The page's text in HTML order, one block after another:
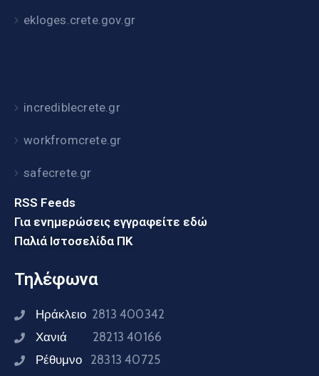
ekloges.crete.gov.gr
incrediblecrete.gr
workfromcrete.gr
safecrete.gr
RSS Feeds
Για ενημερώσεις εγγραφείτε εδώ
Παλιά Ιστοσελίδα ΠΚ
Τηλέφωνα
Ηράκλειο 2813 400342
Χανιά 28213 40166
Ρέθυμνο 28313 40725